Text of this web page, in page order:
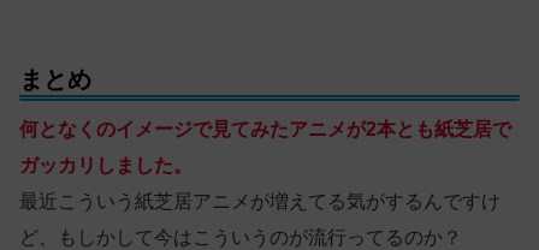
まとめ
何となくのイメージで見てみたアニメが2本とも紙芝居で
ガッカリしました。
最近こういう紙芝居アニメが増えてる気がするんですけ
ど、もしかして今はこういうのが流行ってるのか？